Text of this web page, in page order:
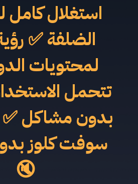
استغلال
الضلفة ✅
لمحتويات
تتحمل
بدون مشاكل
سوفت كلوز
🔇